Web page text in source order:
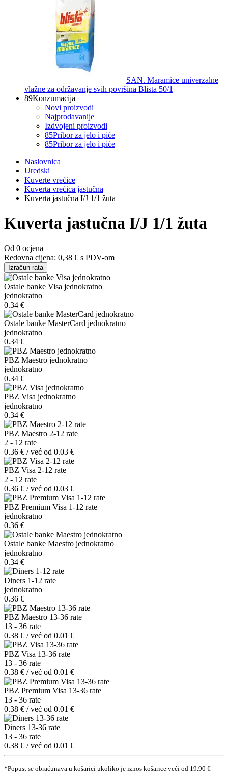
SAN. Maramice univerzalne
vlažne za održavanje svih površina Blista 50/1
89Konzumacija
Novi proizvodi
Najprodavanije
Izdvojeni proizvodi
85Pribor za jelo i piće
85Pribor za jelo i piće
Naslovnica
Uredski
Kuverte vrećice
Kuverta vrećica jastučna
Kuverta jastučna I/J 1/1 žuta
Kuverta jastučna I/J 1/1 žuta
Od 0 ocjena
Redovna cijena: 0,38 € s PDV-om
Izračun rata
Ostale banke Visa jednokratno
jednokratno
0.34 €
Ostale banke MasterCard jednokratno
jednokratno
0.34 €
PBZ Maestro jednokratno
jednokratno
0.34 €
PBZ Visa jednokratno
jednokratno
0.34 €
PBZ Maestro 2-12 rate
2 - 12 rate
0.36 € / već od 0.03 €
PBZ Visa 2-12 rate
2 - 12 rate
0.36 € / već od 0.03 €
PBZ Premium Visa 1-12 rate
jednokratno
0.36 €
Ostale banke Maestro jednokratno
jednokratno
0.34 €
Diners 1-12 rate
jednokratno
0.36 €
PBZ Maestro 13-36 rate
13 - 36 rate
0.38 € / već od 0.01 €
PBZ Visa 13-36 rate
13 - 36 rate
0.38 € / već od 0.01 €
PBZ Premium Visa 13-36 rate
13 - 36 rate
0.38 € / već od 0.01 €
Diners 13-36 rate
13 - 36 rate
0.38 € / već od 0.01 €
*Popust se obraćunava u košarici ukoliko je iznos košarice veći od 19.90 €